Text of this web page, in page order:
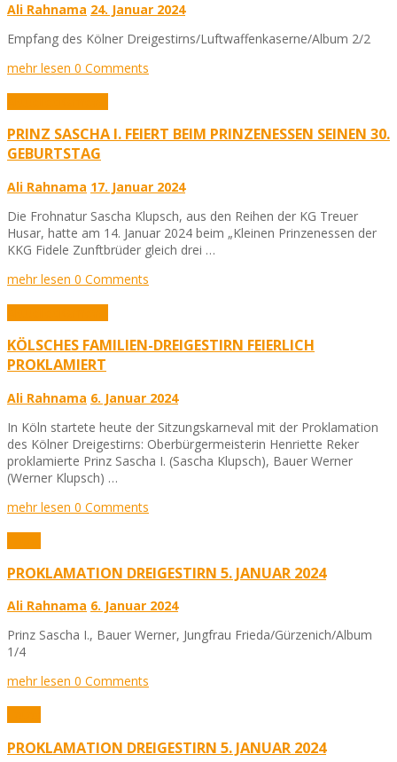
Ali Rahnama 24. Januar 2024
Empfang des Kölner Dreigestirns/Luftwaffenkaserne/Album 2/2
mehr lesen 0 Comments
PRINZ SASCHA I. FEIERT BEIM PRINZENESSEN SEINEN 30.
GEBURTSTAG
Ali Rahnama 17. Januar 2024
Die Frohnatur Sascha Klupsch, aus den Reihen der KG Treuer
Husar, hatte am 14. Januar 2024 beim „Kleinen Prinzenessen der
KKG Fidele Zunftbrüder gleich drei …
mehr lesen 0 Comments
KÖLSCHES FAMILIEN-DREIGESTIRN FEIERLICH
PROKLAMIERT
Ali Rahnama 6. Januar 2024
In Köln startete heute der Sitzungskarneval mit der Proklamation
des Kölner Dreigestirns: Oberbürgermeisterin Henriette Reker
proklamierte Prinz Sascha I. (Sascha Klupsch), Bauer Werner
(Werner Klupsch) …
mehr lesen 0 Comments
PROKLAMATION DREIGESTIRN 5. JANUAR 2024
Ali Rahnama 6. Januar 2024
Prinz Sascha I., Bauer Werner, Jungfrau Frieda/Gürzenich/Album
1/4
mehr lesen 0 Comments
PROKLAMATION DREIGESTIRN 5. JANUAR 2024